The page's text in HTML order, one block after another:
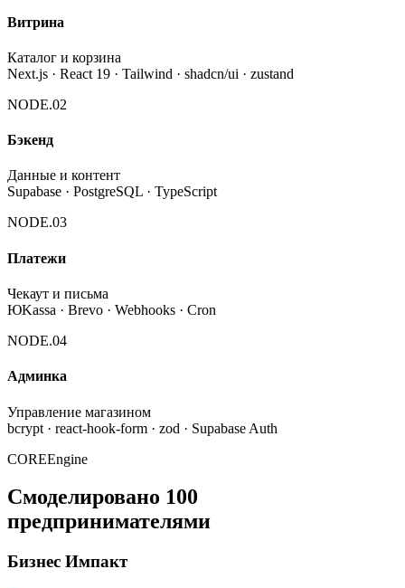
Витрина
Каталог и корзина
Next.js · React 19 · Tailwind · shadcn/ui · zustand
NODE.02
Бэкенд
Данные и контент
Supabase · PostgreSQL · TypeScript
NODE.03
Платежи
Чекаут и письма
ЮKassa · Brevo · Webhooks · Cron
NODE.04
Админка
Управление магазином
bcrypt · react-hook-form · zod · Supabase Auth
COREEngine
Смоделировано 100
предпринимателями
Бизнес Импакт